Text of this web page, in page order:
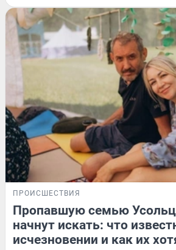
ПРОИСШЕСТВИЯ
Пропавшую семью
начнут искать: что
исчезновении и как их